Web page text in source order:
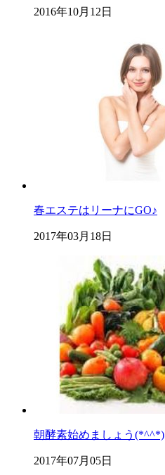
2016年10月12日
春エステはリーナにGO♪
2017年03月18日
朝酵素始めましょう(*^^*)
2017年07月05日